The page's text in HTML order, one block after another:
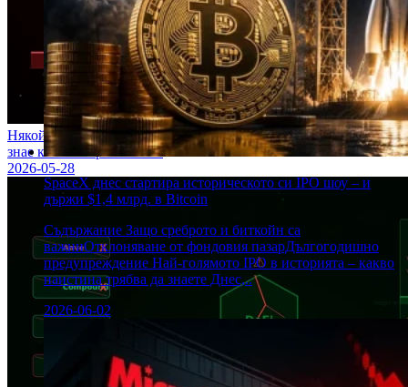
Някой тайно продаде Bitcoin за 1,3 млрд. долара – и никой не
знае кой е направил това
2026-05-28
SpaceX днес стартира историческото си IPO шоу – и
държи $1,4 млрд. в Bitcoin
Съдържание Защо среброто и биткойн са
важниОтклоняване от фондовия пазарДългогодишно
предупреждение Най-голямото IPO в историята – какво
наистина трябва да знаете Днес,..
2026-06-02